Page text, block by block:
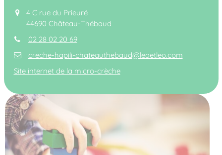
4 C rue du Prieuré
44690 Château-Thébaud
02 28 02 20 69
creche-hapili-chateauthebaud@leaetleo.com
Site internet de la micro-crèche